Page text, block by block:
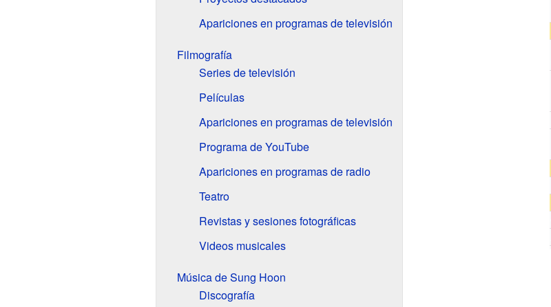
Apariciones en programas de televisión
Filmografía
Series de televisión
Películas
Apariciones en programas de televisión
Programa de YouTube
Apariciones en programas de radio
Teatro
Revistas y sesiones fotográficas
Videos musicales
Música de Sung Hoon
Discografía